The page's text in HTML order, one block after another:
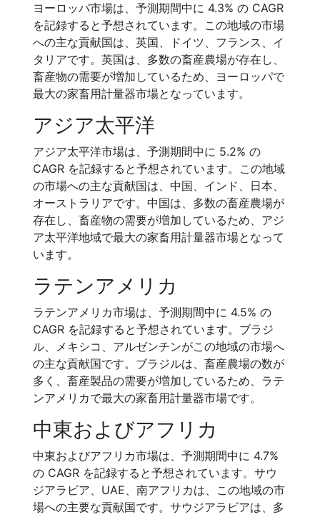
ヨーロッパ市場は、予測期間中に 4.3% の CAGR
を記録すると予想されています。この地域の市場
への主な貢献国は、英国、ドイツ、フランス、イ
タリアです。英国は、多数の畜産農場が存在し、
畜産物の需要が増加しているため、ヨーロッパで
最大の家畜用計量器市場となっています。
アジア太平洋
アジア太平洋市場は、予測期間中に 5.2% の
CAGR を記録すると予想されています。この地域
の市場への主な貢献国は、中国、インド、日本、
オーストラリアです。中国は、多数の畜産農場が
存在し、畜産物の需要が増加しているため、アジ
ア太平洋地域で最大の家畜用計量器市場となって
います。
ラテンアメリカ
ラテンアメリカ市場は、予測期間中に 4.5% の
CAGR を記録すると予想されています。ブラジ
ル、メキシコ、アルゼンチンがこの地域の市場へ
の主な貢献国です。ブラジルは、畜産農場の数が
多く、畜産製品の需要が増加しているため、ラテ
ンアメリカで最大の家畜用計量器市場です。
中東およびアフリカ
中東およびアフリカ市場は、予測期間中に 4.7%
の CAGR を記録すると予想されています。サウ
ジアラビア、UAE、南アフリカは、この地域の市
場への主要な貢献国です。サウジアラビアは、多